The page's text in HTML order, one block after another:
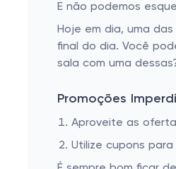
E não podemos
Hoje em dia, uma
final do dia. Você
sala com uma
Promoções
Aproveite as
Utilize cupons